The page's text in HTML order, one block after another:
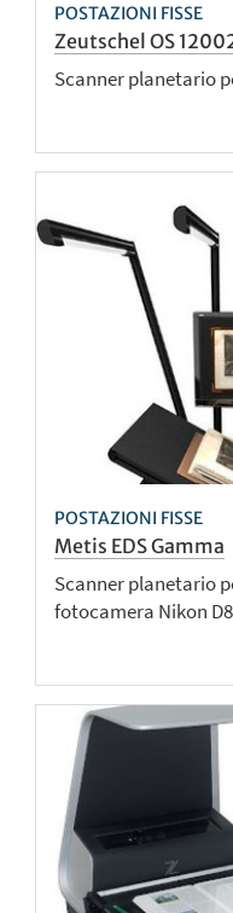
POSTAZIONI FISSE
Zeutschel OS
Scanner planetario
POSTAZIONI FISSE
Metis EDS Gamma
Scanner planetario
fotocamera Nikon